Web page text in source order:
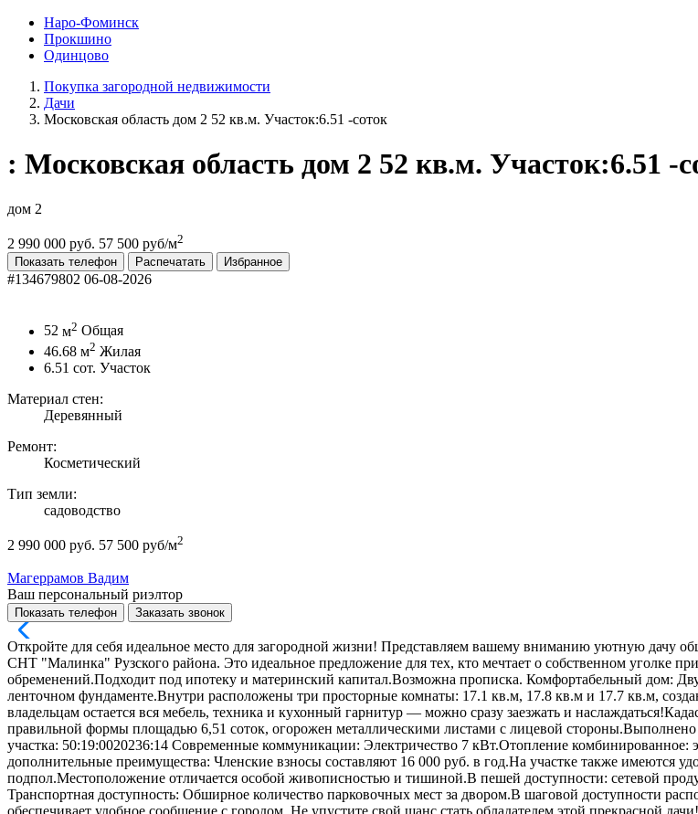
Наро-Фоминск
Прокшино
Одинцово
Покупка загородной недвижимости
Дачи
Московская область дом 2 52 кв.м. Участок:6.51 -соток
: Московская область дом 2 52 кв.м. Участок:6.51 -
дом 2
2 990 000 руб. 57 500 руб/м2
Показать телефон
Распечатать Избранное
#134679802 06-08-2026
52 м2 Общая
46.68 м2 Жилая
6.51 сот. Участок
Материал стен:
Деревянный
Ремонт:
Косметический
Тип земли:
садоводство
2 990 000 руб. 57 500 руб/м2
Магеррамов Вадим
Ваш персональный риэлтор
Показать телефон Заказать звонок
Откройте для себя идеальное место для загородной жизни! Представляем вашему вниманию уютную
СНТ "Малинка" Рузского района. Это идеальное предложение для тех, кто мечтает о собственном уголке
обременений.Подходит под ипотеку и материнский капитал.Возможна прописка. Комфортабельный дом:
ленточном фундаменте.Внутри расположены три просторные комнаты: 17.1 кв.м, 17.8 кв.м и 17.7 кв.м,
владельцам остается вся мебель, техника и кухонный гарнитур — можно сразу заезжать и
правильной формы площадью 6,51 соток, огорожен металлическими листами с лицевой
участка: 50:19:0020236:14 Современные коммуникации: Электричество 7 кВт.Отопление комбинированное:
дополнительные преимущества: Членские взносы составляют 16 000 руб. в год.На участке также имеются
подпол.Местоположение отличается особой живописностью и тишиной.В пешей доступности: сетевой
Транспортная доступность: Обширное количество парковочных мест за двором.В шаговой доступности